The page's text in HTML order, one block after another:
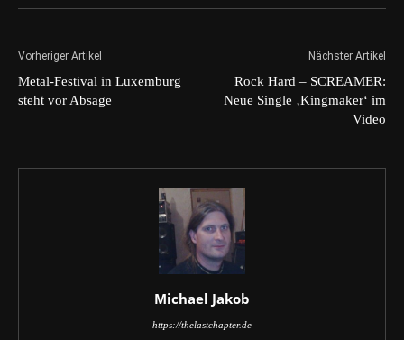
Vorheriger Artikel
Metal-Festival in Luxemburg
steht vor Absage
Nächster Artikel
Rock Hard – SCREAMER:
Neue Single ‚Kingmaker‘ im
Video
Michael Jakob
https://thelastchapter.de